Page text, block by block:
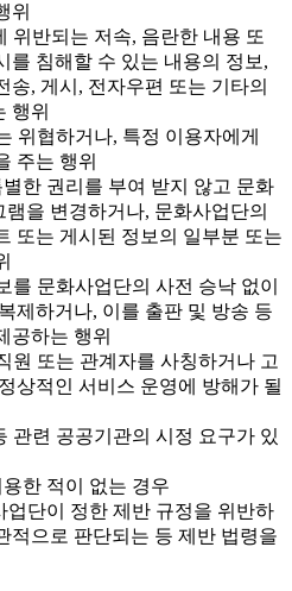
위
반되는 저속, 음란한 내용 또
를 침해할 수 있는 내용의 정보,
송, 게시, 전자우편 또는 기타의
행위
협하거나, 특정 이용자에게
주는 행위
한 권리를 부여 받지 않고 문화
을 변경하거나, 문화사업단의
또는 게시된 정보의 일부분 또는
문화사업단의 사전 승낙 없이
제하거나, 이를 출판 및 방송 등
공하는 행위
또는 관계자를 사칭하거나 고
상적인 서비스 운영에 방해가 될
련 공공기관의 시정 요구가 있
한 적이 없는 경우
단이 정한 제반 규정을 위반하
적으로 판단되는 등 제반 법령을